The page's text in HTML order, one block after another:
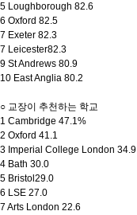
5 Loughborough 82.6
6 Oxford 82.5
7 Exeter 82.3
7 Leicester82.3
9 St Andrews 80.9
10 East Anglia 80.2
○ 교장이 추천하는 학교
1 Cambridge 47.1%
2 Oxford 41.1
3 Imperial College London 34.9
4 Bath 30.0
5 Bristol29.0
6 LSE 27.0
7 Arts London 22.6